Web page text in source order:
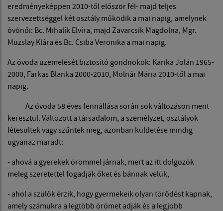
eredményeképpen 2010-től először fél- majd teljes
szervezettséggel két osztály működik a mai napig, amelynek
óvónői: Bc. Mihalík Elvíra, majd Zavarcsík Magdolna, Mgr.
Muzslay Klára és Bc. Csiba Veronika a mai napig.
Az óvoda üzemelését biztosító gondnokok: Karika Jolán 1965-
2000, Farkas Blanka 2000-2010, Molnár Mária 2010-től a mai
napig.
Az óvoda 58 éves fennállása során sok változáson ment
keresztül. Változott a társadalom, a személyzet, osztályok
létesültek vagy szűntek meg, azonban küldetése mindig
ugyanaz maradt:
- ahová a gyerekek örömmel járnak, mert az itt dolgozók
meleg szeretettel fogadják őket és bánnak velük,
- ahol a szülők érzik, hogy gyermekeik olyan törődést kapnak,
amely számukra a legtöbb örömet adják és a legjobb